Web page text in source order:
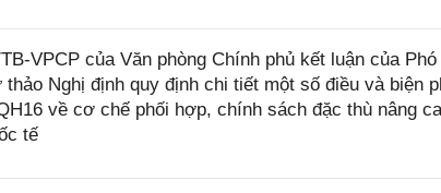
VPCP của Văn phòng Chính phủ kết luận của
Nghị định quy định chi tiết một số điều và biện
về cơ chế phối hợp, chính sách đặc thù nâng
tế